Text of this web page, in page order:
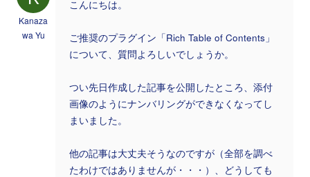
Kanaza
wa Yu
こんにちは。
ご推奨のプラグイン「Rich Table of Contents」
について、質問よろしいでしょうか。
つい先日作成した記事を公開したところ、添付
画像のようにナンバリングができなくなってし
まいました。
他の記事は大丈夫そうなのですが（全部を調べ
たわけではありませんが・・・）、どうしても